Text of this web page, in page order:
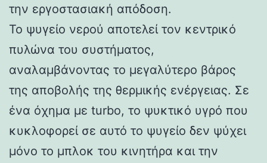
την εργοστασιακή απόδοση.
Το ψυγείο νερού αποτελεί τον κεντρικό
πυλώνα του συστήματος,
αναλαμβάνοντας το μεγαλύτερο βάρος
της αποβολής της θερμικής ενέργειας. Σε
ένα όχημα με turbo, το ψυκτικό υγρό που
κυκλοφορεί σε αυτό το ψυγείο δεν ψύχει
μόνο το μπλοκ του κινητήρα και την